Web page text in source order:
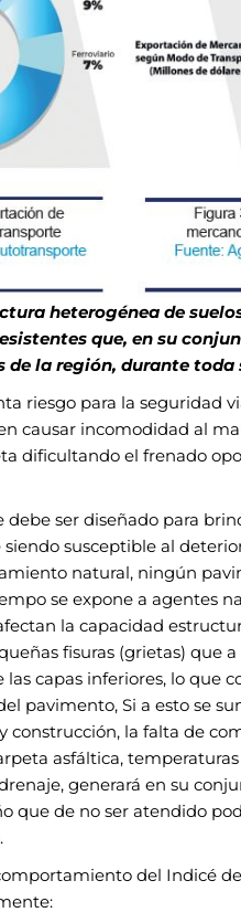
heterogénea de
que, en su
de la región, durante toda
riesgo para la seguridad
causar incomodidad al
dificultando el frenado
ser diseñado para
susceptible al
natural, ningún
se expone a agentes
la capacidad
fisuras (grietas) que a
capas inferiores, lo que
pavimento, Si a esto se
construcción, la falta de
asfáltica, temperaturas
generará en su
que de no ser atendido
del Indicé